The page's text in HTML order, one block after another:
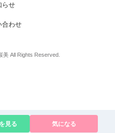
らせ
合わせ
All Rights Reserved.
見る 気になる